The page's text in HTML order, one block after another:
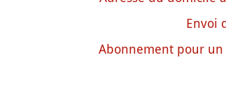
Envoi
Abonnement pour